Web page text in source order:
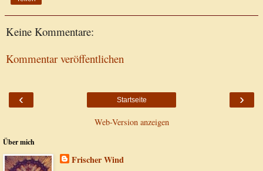
Keine Kommentare:
Kommentar veröffentlichen
‹ ›
Startseite
Web-Version anzeigen
Über mich
Frischer Wind